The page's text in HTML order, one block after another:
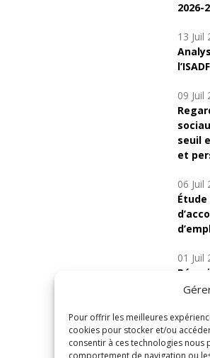
Pour offrir les meilleures
cookies pour stocker et/ou
consentir à ces technologies
comportement de navigation ou
2026-
13 Juil
09 Juil
seuil
et
06 Juil
01 Juil